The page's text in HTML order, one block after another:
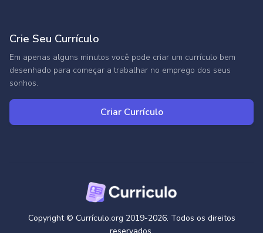
Crie Seu Currículo
Em apenas alguns minutos você pode criar um currículo bem
desenhado para começar a trabalhar no emprego dos seus
sonhos.
Criar Currículo
Copyright © Currículo.org 2019-2026. Todos os direitos
reservados.